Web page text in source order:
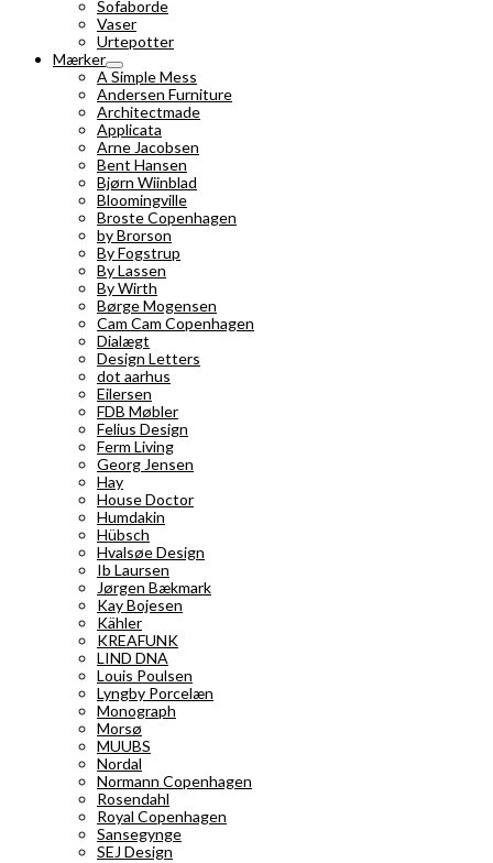
Sofaborde
Vaser
Urtepotter
Mærker
A Simple Mess
Andersen Furniture
Architectmade
Applicata
Arne Jacobsen
Bent Hansen
Bjørn Wiinblad
Bloomingville
Broste Copenhagen
by Brorson
By Fogstrup
By Lassen
By Wirth
Børge Mogensen
Cam Cam Copenhagen
Dialægt
Design Letters
dot aarhus
Eilersen
FDB Møbler
Felius Design
Ferm Living
Georg Jensen
Hay
House Doctor
Humdakin
Hübsch
Hvalsøe Design
Ib Laursen
Jørgen Bækmark
Kay Bojesen
Kähler
KREAFUNK
LIND DNA
Louis Poulsen
Lyngby Porcelæn
Monograph
Morsø
MUUBS
Nordal
Normann Copenhagen
Rosendahl
Royal Copenhagen
Sansegynge
SEJ Design